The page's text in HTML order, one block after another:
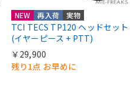
NEW 再入荷 実物
TCI TECS TP120 ヘッドセット
(イヤーピース + PTT)
￥29,900
残り1点 お早めに